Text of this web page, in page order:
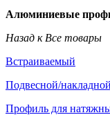
Алюминиевые
Назад к Все товары
Встраиваемый
Подвесной/накладной
Профиль для